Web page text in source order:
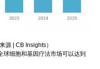
源 | CB Insights）
细胞和基因疗法市场可以达到